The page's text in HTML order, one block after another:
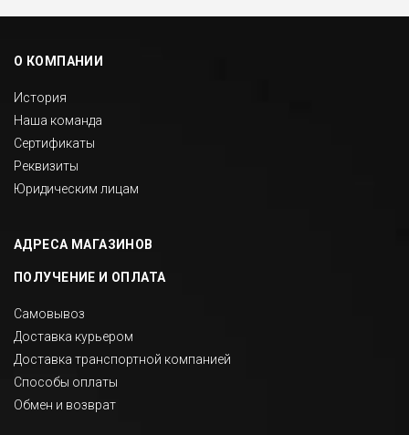
О КОМПАНИИ
История
Наша команда
Сертификаты
Реквизиты
Юридическим лицам
АДРЕСА МАГАЗИНОВ
ПОЛУЧЕНИЕ И ОПЛАТА
Самовывоз
Доставка курьером
Доставка транспортной компанией
Способы оплаты
Обмен и возврат